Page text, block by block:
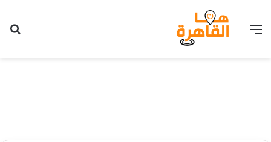
القائمة